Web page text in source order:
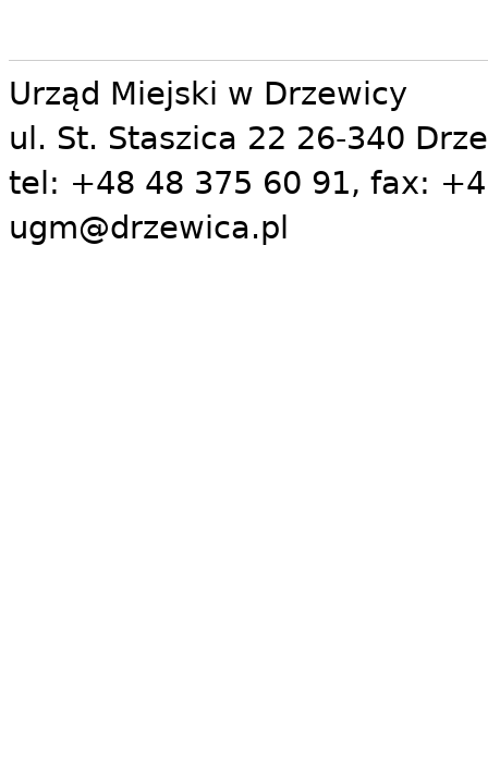
Urząd Miejski w Drzewicy
ul. St. Staszica 22 26-340
tel: +48 48 375 60 91, fax:
ugm@drzewica.pl